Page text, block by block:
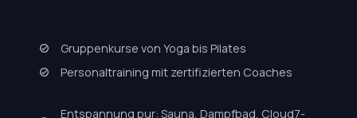
Gruppenkurse von Yoga bis Pilates
Personaltraining mit zertifizierten Coaches
Entspannung pur: Sauna, Dampfbad, Cloud7-